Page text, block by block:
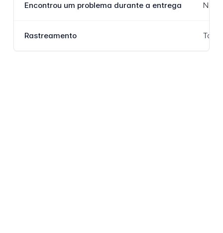
Encontrou um problema durante a entrega
Rastreamento Ta